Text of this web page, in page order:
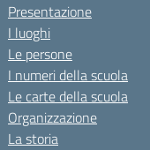
Presentazione
I luoghi
Le persone
I numeri della scuola
Le carte della scuola
Organizzazione
La storia